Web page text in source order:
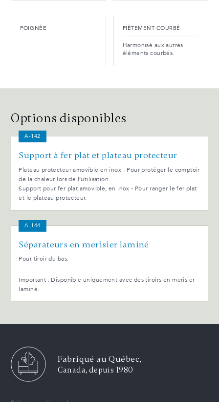
POIGNÉE PIÈTEMENT COURBÉ
Harmonisé aux autres
éléments courbés.
Options disponibles
A-142
Support à fer plat et plateau protecteur
Plateau protecteur amovible en inox - Pour protéger le comptoir
de la chaleur lors de l’utilisation.
Support pour fer plat amovible, en inox - Pour ranger le fer plat
et le plateau protecteur.
A-144
Séparateurs en merisier laminé
Pour tiroir du bas.
Important : Disponible uniquement avec des tiroirs en merisier
laminé.
Fabriqué au Québec,
Canada, depuis 1980